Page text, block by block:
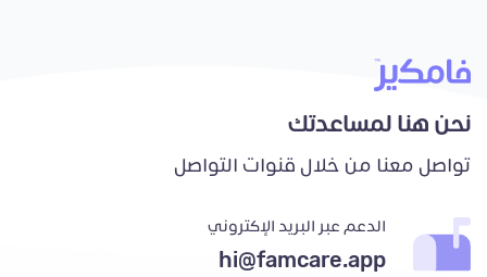
نحن هنا لمساعدتك
تواصل معنا من خلال قنوات التواصل
الدعم عبر البريد الإكتروني
hi@famcare.app